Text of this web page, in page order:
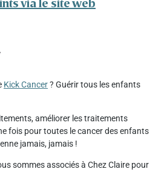
Kick Cancer? Guérir tous les enfants
améliorer les traitements
fois pour toutes le cancer des enfants
jamais, jamais !
sommes associés à Chez Claire pour